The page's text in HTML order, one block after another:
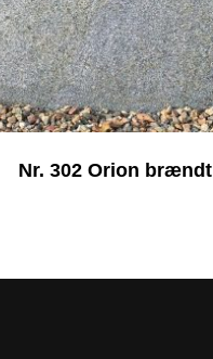
Nr. 302 Orion brændt